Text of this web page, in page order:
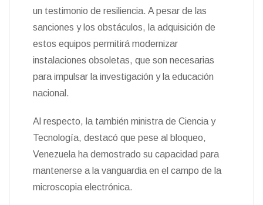
un testimonio de resiliencia. A pesar de las
sanciones y los obstáculos, la adquisición de
estos equipos permitirá modernizar
instalaciones obsoletas, que son necesarias
para impulsar la investigación y la educación
nacional.
Al respecto, la también ministra de Ciencia y
Tecnología, destacó que pese al bloqueo,
Venezuela ha demostrado su capacidad para
mantenerse a la vanguardia en el campo de la
microscopia electrónica.